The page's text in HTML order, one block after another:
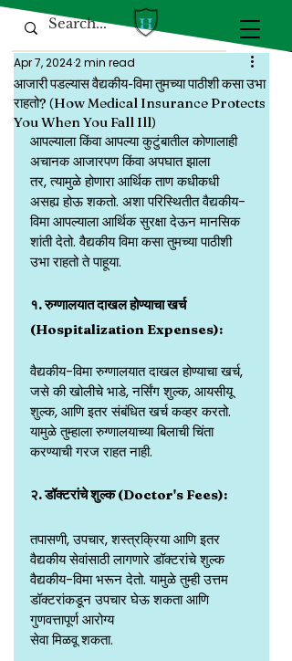
आजारी पडल्यास वैद्यकीय-विमा तुमच्या पाठीशी कसा उभा
राहतो? (How Medical Insurance Protects
You When You Fall Ill)
Apr 7, 20242 min read
आपल्याला किंवा आपल्या कुटुंबातील कोणालाही
अचानक आजारपण किंवा अपघात झाला
तर, त्यामुळे होणारा आर्थिक ताण कधीकधी
असह्य होऊ शकतो. अशा परिस्थितीत वैद्यकीय-
विमा आपल्याला आर्थिक सुरक्षा देऊन मानसिक
शांती देतो. वैद्यकीय विमा कसा तुमच्या पाठीशी
उभा राहतो ते पाहूया.
१. रुग्णालयात दाखल होण्याचा खर्च
(Hospitalization Expenses):
वैद्यकीय-विमा रुग्णालयात दाखल होण्याचा खर्च,
जसे की खोलीचे भाडे, नर्सिंग शुल्क, आयसीयू
शुल्क, आणि इतर संबंधित खर्च कव्हर करतो.
यामुळे तुम्हाला रुग्णालयाच्या बिलाची चिंता
करण्याची गरज राहत नाही.
२. डॉक्टरांचे शुल्क (Doctor's Fees):
तपासणी, उपचार, शस्त्रक्रिया आणि इतर
वैद्यकीय सेवांसाठी लागणारे डॉक्टरांचे शुल्क
वैद्यकीय-विमा भरून देतो. यामुळे तुम्ही उत्तम
डॉक्टरांकडून उपचार घेऊ शकता आणि
गुणवत्तापूर्ण आरोग्य
सेवा मिळवू शकता.